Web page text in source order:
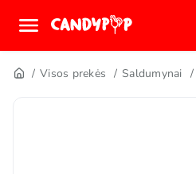
Visos prekės Saldumynai